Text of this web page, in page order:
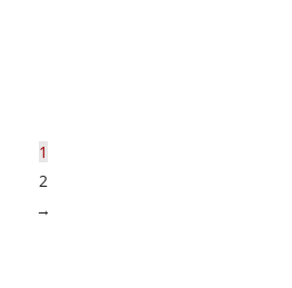
1
2
→